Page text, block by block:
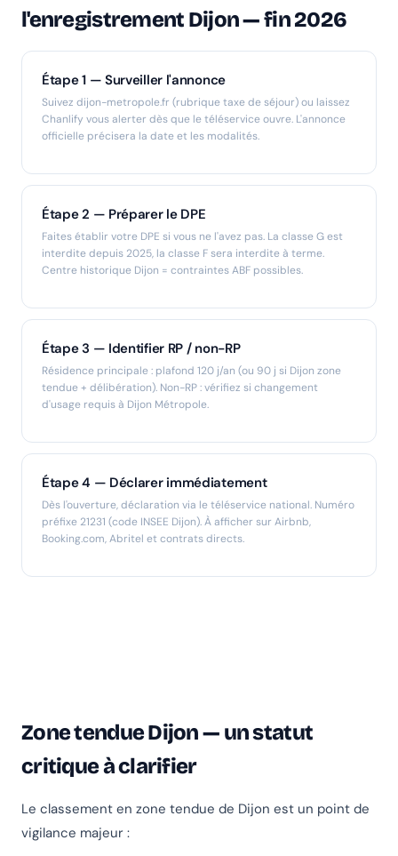
l'enregistrement Dijon — fin 2026
Étape 1 — Surveiller l'annonce
Suivez dijon-metropole.fr (rubrique taxe de séjour) ou laissez
Chanlify vous alerter dès que le téléservice ouvre. L'annonce
officielle précisera la date et les modalités.
Étape 2 — Préparer le DPE
Faites établir votre DPE si vous ne l'avez pas. La classe G est
interdite depuis 2025, la classe F sera interdite à terme.
Centre historique Dijon = contraintes ABF possibles.
Étape 3 — Identifier RP / non-RP
Résidence principale : plafond 120 j/an (ou 90 j si Dijon zone
tendue + délibération). Non-RP : vérifiez si changement
d'usage requis à Dijon Métropole.
Étape 4 — Déclarer immédiatement
Dès l'ouverture, déclaration via le téléservice national. Numéro
préfixe 21231 (code INSEE Dijon). À afficher sur Airbnb,
Booking.com, Abritel et contrats directs.
Zone tendue Dijon — un statut
critique à clarifier
Le classement en zone tendue de Dijon est un point de
vigilance majeur :